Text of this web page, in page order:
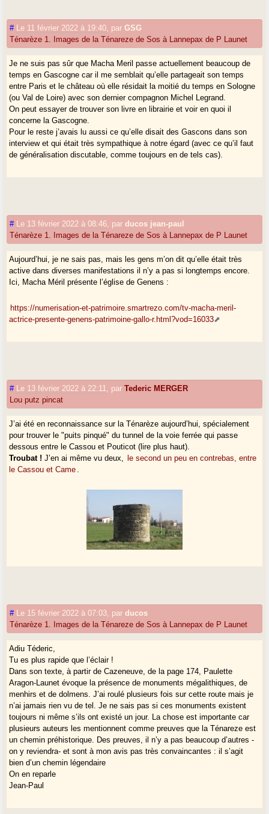
# Le 11 février 2022 à 19:40 parGSG
Ténarèze 1. Images de la Ténareze de Sos à Lannepax de P Launet
Je ne suis pas sûr que Macha Meril passe actuellement beaucoup de
temps en Gascogne car il me semblait qu’elle partageait son temps
entre Paris et le château où elle résidait la moitié du temps en Sologne
(ou Val de Loire) avec son dernier compagnon Michel Legrand.
On peut essayer de trouver son livre en librairie et voir en quoi il
concerne la Gascogne.
Pour le reste j’avais lu aussi ce qu’elle disait des Gascons dans son
interview et qui était très sympathique à notre égard (avec ce qu’il faut
de généralisation discutable, comme toujours en de tels cas).
# Le 13 février 2022 à 08:46 parducos jean-paul
Ténarèze 1. Images de la Ténareze de Sos à Lannepax de P Launet
Aujourd’hui, je ne sais pas, mais les gens m’on dit qu’elle était très
active dans diverses manifestations il n’y a pas si longtemps encore.
Ici, Macha Méril présente l’église de Genens :
https://numerisation-et-patrimoire.smartrezo.com/tv-macha-meril-
actrice-presente-genens-patrimoine-gallo-r.html?vod=16033
# Le 13 février 2022 à 22:11 parTederic MERGER
Lou putz pincat
J’ai été en reconnaissance sur la Ténarèze aujourd’hui, spécialement
pour trouver le "puits pinqué" du tunnel de la voie ferrée qui passe
dessous entre le Cassou et Pouticot (lire plus haut).
Troubat ! J’en ai même vu deux,
le second un peu en contrebas, entre
le Cassou et Came
# Le 15 février 2022 à 07:03 parducos
Ténarèze 1. Images de la Ténareze de Sos à Lannepax de P Launet
Adiu Téderic,
Tu es plus rapide que l’éclair !
Dans son texte, à partir de Cazeneuve, de la page 174, Paulette
Aragon-Launet évoque la présence de monuments mégalithiques, de
menhirs et de dolmens. J’ai roulé plusieurs fois sur cette route mais je
n’ai jamais rien vu de tel. Je ne sais pas si ces monuments existent
toujours ni même s’ils ont existé un jour. La chose est importante car
plusieurs auteurs les mentionnent comme preuves que la Ténareze est
un chemin préhistorique. Des preuves, il n’y a pas beaucoup d’autres -
on y reviendra- et sont à mon avis pas très convaincantes : il s’agit
bien d’un chemin légendaire
On en reparle
Jean-Paul